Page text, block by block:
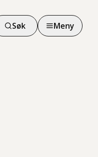
Søk Meny